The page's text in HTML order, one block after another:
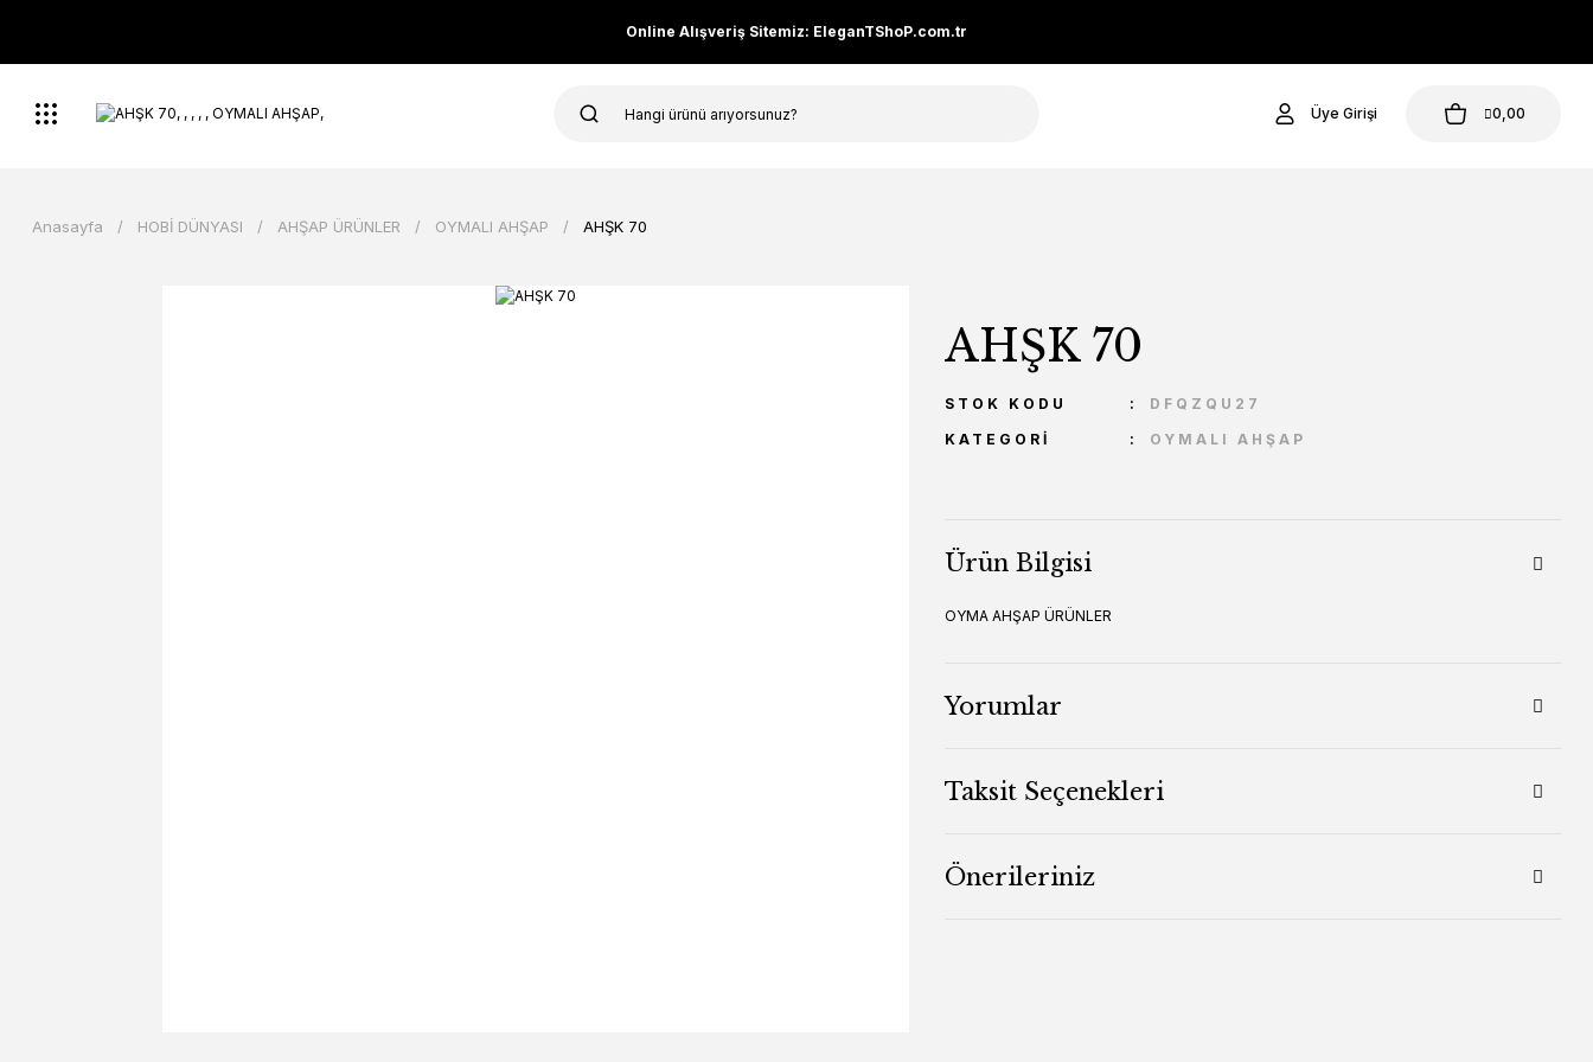
Online Alışveriş Sitemiz: EleganTShoP.com.tr
Üye Girişi 0,00
Anasayfa HOBİ DÜNYASI AHŞAP ÜRÜNLER OYMALI AHŞAP AHŞK 70
AHŞK 70
STOK KODU
DFQZQU27
KATEGORI
OYMALI AHŞAP
Ürün Bilgisi
OYMA AHŞAP ÜRÜNLER
Yorumlar
Taksit Seçenekleri
Önerileriniz